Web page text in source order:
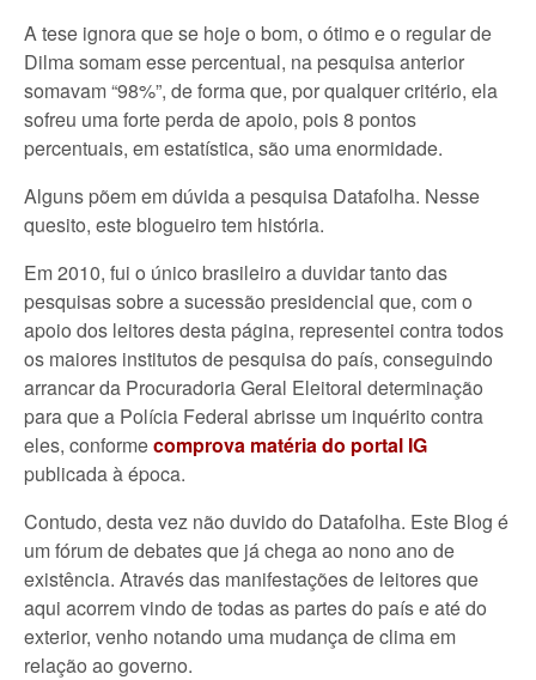
A tese ignora que se hoje o bom, o ótimo e o regular de
Dilma somam esse percentual, na pesquisa anterior
somavam “98%”, de forma que, por qualquer critério, ela
sofreu uma forte perda de apoio, pois 8 pontos
percentuais, em estatística, são uma enormidade.
Alguns põem em dúvida a pesquisa Datafolha. Nesse
quesito, este blogueiro tem história.
Em 2010, fui o único brasileiro a duvidar tanto das
pesquisas sobre a sucessão presidencial que, com o
apoio dos leitores desta página, representei contra todos
os maiores institutos de pesquisa do país, conseguindo
arrancar da Procuradoria Geral Eleitoral determinação
para que a Polícia Federal abrisse um inquérito contra
eles, conformecomprova matéria do portal IG
publicada à época.
Contudo, desta vez não duvido do Datafolha. Este Blog é
um fórum de debates que já chega ao nono ano de
existência. Através das manifestações de leitores que
aqui acorrem vindo de todas as partes do país e até do
exterior, venho notando uma mudança de clima em
relação ao governo.